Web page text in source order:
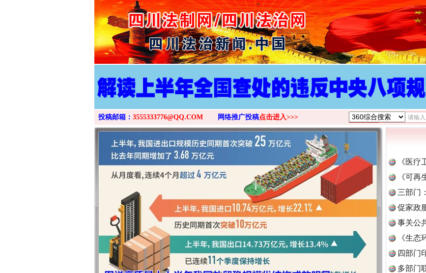
>
投稿邮箱： 3555333776@QQ.COM 网络推广投稿点击进入>>>
《医
《可
三部门
促家政
事关公
《生
读
四部门
多部门